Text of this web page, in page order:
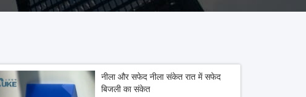
नीला और सफेद नीला संकेत रात में सफेद
बिजली का संकेत